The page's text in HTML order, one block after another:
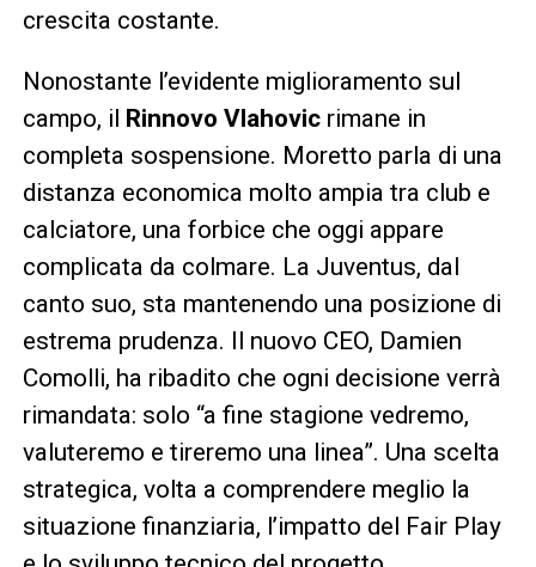
crescita costante.
Nonostante l’evidente miglioramento sul
campo, il
Rinnovo Vlahovicrimane in
completa sospensione. Moretto parla di una
distanza economica molto ampia tra club e
calciatore, una forbice che oggi appare
complicata da colmare. La Juventus, dal
canto suo, sta mantenendo una posizione di
estrema prudenza. Il nuovo CEO, Damien
Comolli, ha ribadito che ogni decisione verrà
rimandata: solo “a fine stagione vedremo,
valuteremo e tireremo una linea”. Una scelta
strategica, volta a comprendere meglio la
situazione finanziaria, l’impatto del Fair Play